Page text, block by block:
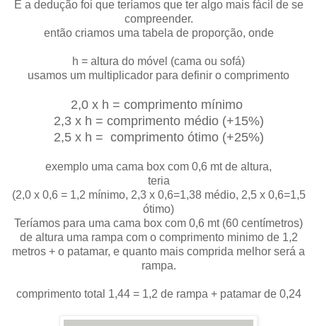
E a dedução foi que teríamos que ter algo mais fácil de se
compreender.
então criamos uma tabela de proporção, onde
h = altura do móvel (cama ou sofá)
usamos um multiplicador para definir o comprimento
2,0 x h = comprimento mínimo
2,3 x h = comprimento médio (+15%)
2,5 x h = comprimento ótimo (+25%)
exemplo uma cama box com 0,6 mt de altura,
teria
(2,0 x 0,6 = 1,2 mínimo, 2,3 x 0,6=1,38 médio, 2,5 x 0,6=1,5
ótimo)
Teríamos para uma cama box com 0,6 mt (60 centímetros)
de altura uma rampa com o comprimento minimo de 1,2
metros + o patamar, e quanto mais comprida melhor será a
rampa.
comprimento total 1,44 = 1,2 de rampa + patamar de 0,24